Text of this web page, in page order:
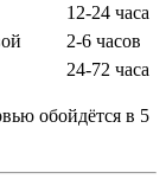
12-24 часа
2-6 часов
24-72 часа
обойдётся в 5